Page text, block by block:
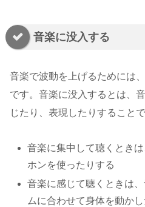
音楽に没入する
音楽で波動を上げるためには
です。音楽に没入するとは、
じたり、表現したりすること
音楽に集中して聴くとき
ホンを使ったりする
音楽に感じて聴くときは
ムに合わせて身体を動か